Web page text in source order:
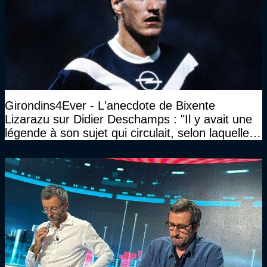
Girondins4Ever - L'anecdote de Bixente
Lizarazu sur Didier Deschamps : "Il y avait une
légende à son sujet qui circulait, selon laquelle il